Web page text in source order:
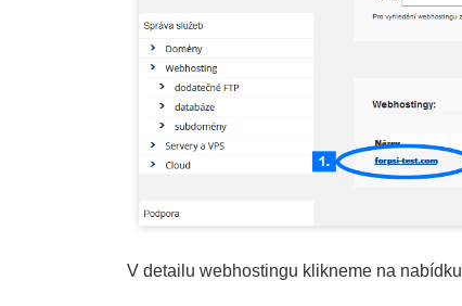
V detailu webhostingu klikneme na nabídku